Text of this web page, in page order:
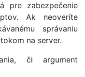
pre zabezpečenie
Ak neoveríte
správaniu
na server.
či argument